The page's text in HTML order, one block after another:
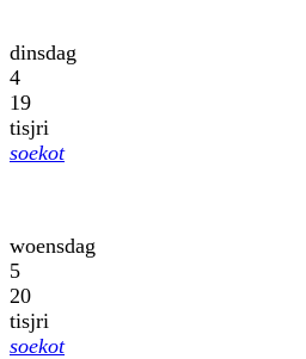
dinsdag
4
19
tisjri
soekot
woensdag
5
20
tisjri
soekot